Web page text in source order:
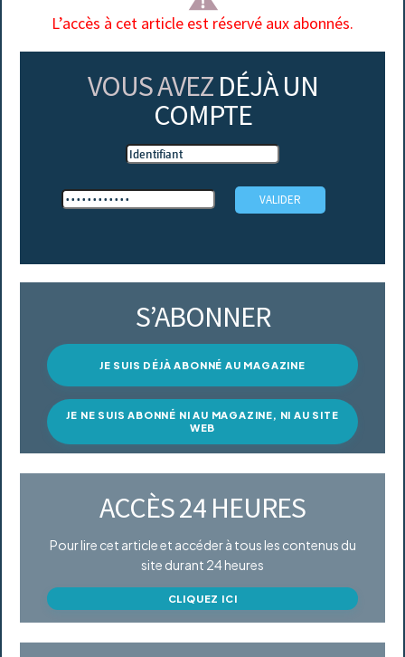
L’accès à cet article est réservé aux abonnés.
VOUS AVEZ DÉJÀ UN
COMPTE
S’ABONNER
JE SUIS DÉJÀ ABONNÉ AU MAGAZINE
JE NE SUIS ABONNÉ NI AU MAGAZINE, NI AU SITE
WEB
ACCÈS 24 HEURES
Pour lire cet article et accéder à tous les contenus du
site durant 24 heures
CLIQUEZ ICI